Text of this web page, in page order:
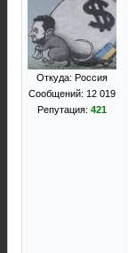
Откуда: Россия
Сообщений: 12 019
Репутация: 421